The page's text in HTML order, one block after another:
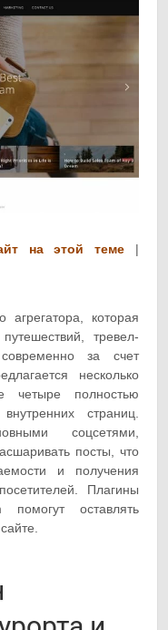
на этой теме |
агрегатора, которая
тревел-
за счет
несколько
четыре полностью
страниц.
соцсетями,
посты, что
и получения
Плагины
оставлять